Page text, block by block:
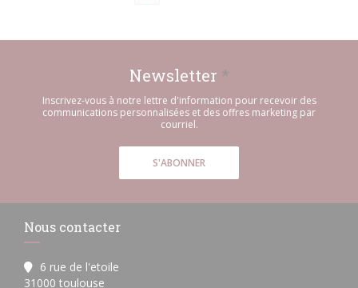
Newsletter *
Inscrivez-vous à notre lettre d'information pour recevoir des
communications personnalisées et des offres marketing par
courriel.
S'ABONNER
Nous contacter
6 rue de l'etoile
31000 toulouse